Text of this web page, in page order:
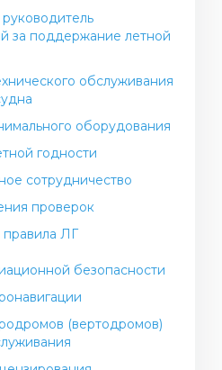
за поддержание летной
обслуживания
оборудования
годности
сотрудничество
проверок
ЛГ
безопасности
и
региональное бюро
в области авиационной
обеспечение
(вертодромов)
практика